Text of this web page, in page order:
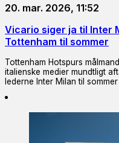
20. mar. 2026, 11:52
Vicario siger ja til Inter
Tottenham til sommer
Tottenham Hotspurs
italienske medier mundtligt
lederne Inter Milan til sommer